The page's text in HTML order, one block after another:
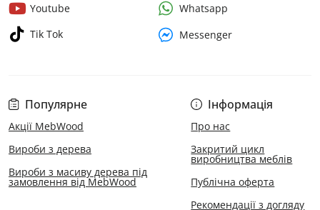
Популярне
Акції MebWood
Вироби з дерева
Вироби з масиву дерева під
замовлення від MebWood
Інформація
Про нас
Закритий цикл
виробництва меблів
Публічна оферта
Рекомендації з догляду
Youtube
Tik Tok
Whatsapp
Messenger